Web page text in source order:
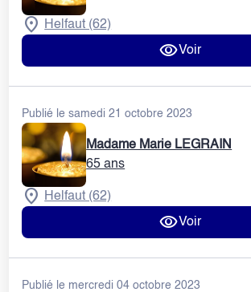
Helfaut (62)
Voir
Publié le samedi 21 octobre 2023
Madame Marie LEGRAIN
65 ans
Helfaut (62)
Voir
Publié le mercredi 04 octobre 2023